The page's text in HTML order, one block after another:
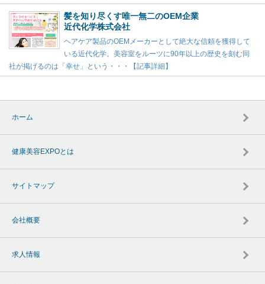
髪を知り尽くす唯一無二のOEM企業
近代化学株式会社
ヘアケア製品のOEMメーカーとして絶大な信頼を獲得して
いる近代化学。美容室をルーツに90年以上の歴史を刻む同
社が掲げるのは「幸せ」という・・・【記事詳細】
ホーム
健康美容EXPOとは
サイトマップ
会社概要
求人情報